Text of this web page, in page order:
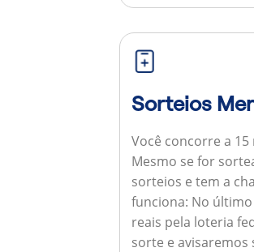
Sorteios
Você concorre a
Mesmo se for
sorteios e tem a
funciona: No
reais pela loteria
sorte e avisaremos